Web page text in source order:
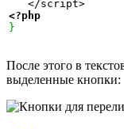
<?php
}
После этого в
выделенные кнопки: